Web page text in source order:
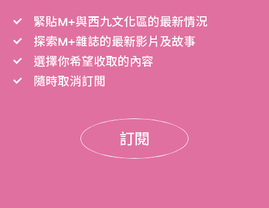
緊貼M+與西九文化區的最新情況
探索M+雜誌的最新影片及故事
選擇你希望收取的內容
隨時取消訂閲
訂閱